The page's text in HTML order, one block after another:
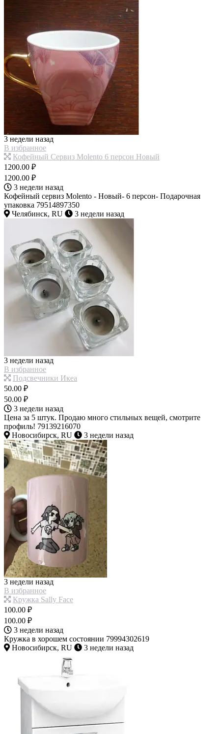
3 недели назад
В избранное
Кофейный Сервиз Molento 6 персон Новый
1200.00 ₽
1200.00 ₽
3 недели назад
Кофейный сервиз Molento - Новый- 6 персон- Подарочная
упаковка 79514897350
Челябинск, RU
3 недели назад
3 недели назад
В избранное
Подсвечники Икеа
50.00 ₽
50.00 ₽
3 недели назад
Цена за 5 штук. Продаю много стильных вещей, смотрите
профиль! 79139216070
Новосибирск, RU
3 недели назад
3 недели назад
В избранное
Кружка Sally Face
100.00 ₽
100.00 ₽
3 недели назад
Кружка в хорошем состоянии 79994302619
Новосибирск, RU
3 недели назад